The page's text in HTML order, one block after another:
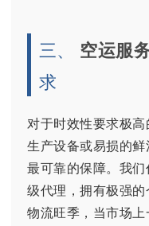
三、 空运服
求
对于时效性要求极
生产设备或易损的
最可靠的保障。我
级代理，拥有极强
物流旺季，当市场